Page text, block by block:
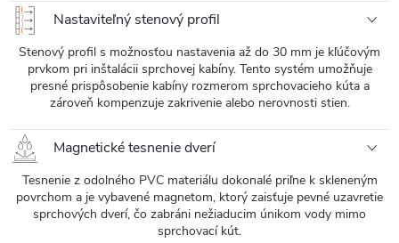
Nastaviteľný stenový profil
Stenový profil s možnosťou nastavenia až do 30 mm je kľúčovým
prvkom pri inštalácii sprchovej kabíny. Tento systém umožňuje
presné prispôsobenie kabíny rozmerom sprchovacieho kúta a
zároveň kompenzuje zakrivenie alebo nerovnosti stien.
Magnetické tesnenie dverí
Tesnenie z odolného PVC materiálu dokonalé priľne k skleneným
povrchom a je vybavené magnetom, ktorý zaisťuje pevné uzavretie
sprchových dverí, čo zabráni nežiaducim únikom vody mimo
sprchovací kút.